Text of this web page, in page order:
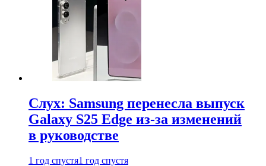
Слух: Samsung перенесла выпуск
Galaxy S25 Edge из-за изменений
в руководстве
1 год спустя1 год спустя